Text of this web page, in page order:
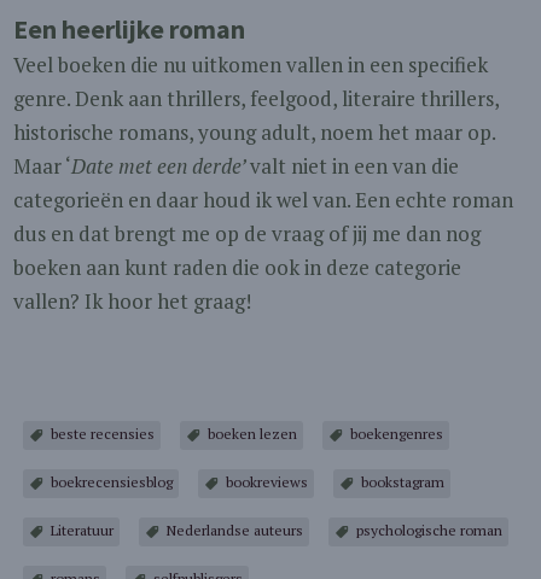
Een heerlijke roman
Veel boeken die nu uitkomen vallen in een specifiek
genre. Denk aan thrillers, feelgood, literaire thrillers,
historische romans, young adult, noem het maar op.
Maar ‘Date met een derde’valt niet in een van die
categorieën en daar houd ik wel van. Een echte roman
dus en dat brengt me op de vraag of jij me dan nog
boeken aan kunt raden die ook in deze categorie
vallen? Ik hoor het graag!
beste recensies boeken lezen boekengenres
boekrecensiesblog bookreviews bookstagram
Literatuur Nederlandse auteurs psychologische roman